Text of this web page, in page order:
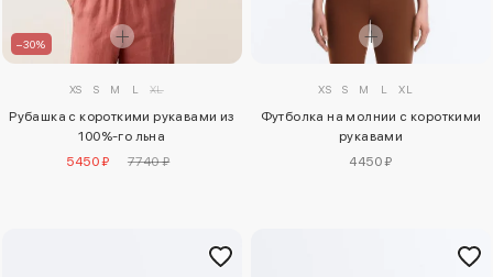
–30%
XS S M L XL
Рубашка с короткими рукавами из
100%-го льна
5450 ₽
7740 ₽
XS S M L XL
Футболка на молнии с короткими
рукавами
4450 ₽